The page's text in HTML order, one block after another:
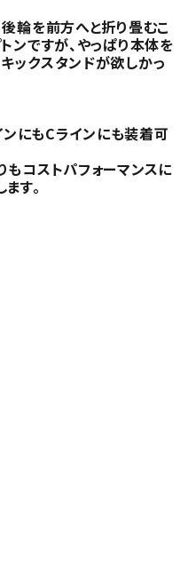
輪を前方へと折り畳むこ
ンですが、やっぱり本体を
ックスタンドが欲しかっ
にもCラインにも装着可
もコストパフォーマンスに
す。